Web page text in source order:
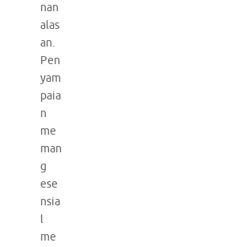
nan
alas
an.
Pen
yam
paia
n
me
man
g
ese
nsia
l
me